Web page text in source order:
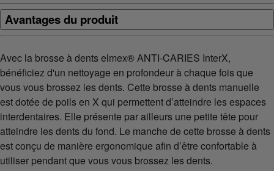
Avantages du produit
Avec la brosse à dents elmex® ANTI-CARIES InterX,
bénéficiez d'un nettoyage en profondeur à chaque fois que
vous vous brossez les dents. Cette brosse à dents manuelle
est dotée de poils en X qui permettent d’atteindre les espaces
interdentaires. Elle présente par ailleurs une petite tête pour
atteindre les dents du fond. Le manche de cette brosse à dents
est conçu de manière ergonomique afin d’être confortable à
utiliser pendant que vous vous brossez les dents.